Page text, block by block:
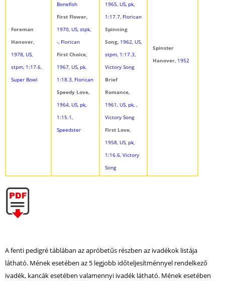
Foreman
Hanover,
1978, US,
stpm, 1:17.6,
Super Bowl
Bonefish
First Flower,
1970, US, stpk,
-, Florican
First Choice,
1967, US, pk,
1:18.3, Florican
Speedy Love,
1964, US, pk,
1:15.1,
Speedster
1965, US, pk,
1:17.7, Florican
Spinning
Song, 1962, US,
stpm, 1:17.3,
Victory Song
Brief
Romance,
1961, US, pk, ,
Victory Song
First Love,
1958, US, pk,
1:16.6, Victory
Song
Spinster
Hanover, 1952
A fenti pedigré táblában az apróbetűs részben az ivadékok listája
látható. Mének esetében az 5 legjobb időteljesítménnyel rendelkező
ivadék, kancák esetében valamennyi ivadék látható. Mének esetében